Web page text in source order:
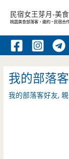
內
民宿女王芽月-美
桃園美食部落客，邀約 -民宿合
我的部落
我的部落客好友,